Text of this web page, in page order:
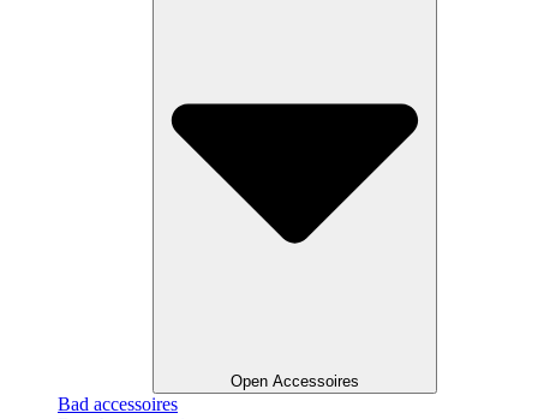
Open Accessoires
Bad accessoires